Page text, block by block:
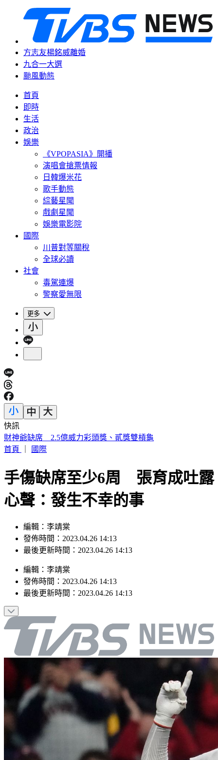
方志友楊銘威離婚
九合一大選
颱風動態
首頁
即時
生活
政治
娛樂
《VPOPASIA》開播
演唱會搶票情報
日韓爆米花
歌手動態
綜藝星聞
戲劇星聞
娛樂電影院
國際
川普對等關稅
全球必讀
社會
毒駕連爆
警察愛無限
更多
快訊
富比士富豪榜大洗牌 「川湖」林聰吉登台灣首富
首頁
國際
手傷缺席至少6周 張育成吐露
心聲：發生不幸的事
編輯：李靖棠
發佈時間：2023.04.26 14:13
最後更新時間：2023.04.26 14:13
編輯 ： 李靖棠
發佈時間： 2023.04.26 14:13
最後更新時間： 2023.04.26 14:13